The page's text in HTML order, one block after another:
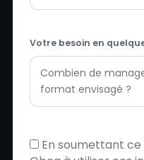
Votre besoin en
En soumettant